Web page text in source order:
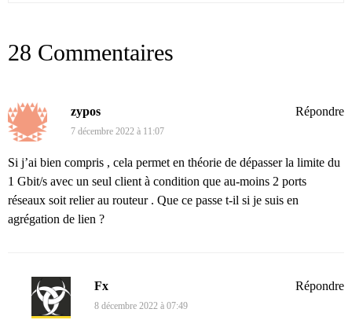
28 Commentaires
zypos
7 décembre 2022 à 11:07
Si j’ai bien compris , cela permet en théorie de dépasser la limite du
1 Gbit/s avec un seul client à condition que au-moins 2 ports
réseaux soit relier au routeur . Que ce passe t-il si je suis en
agrégation de lien ?
Répondre
Fx
8 décembre 2022 à 07:49
Répondre